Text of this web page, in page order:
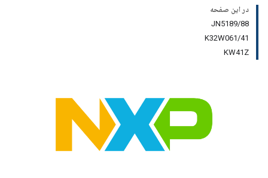
در این صفحه
JN5189/88
K32W061/41
KW41Z